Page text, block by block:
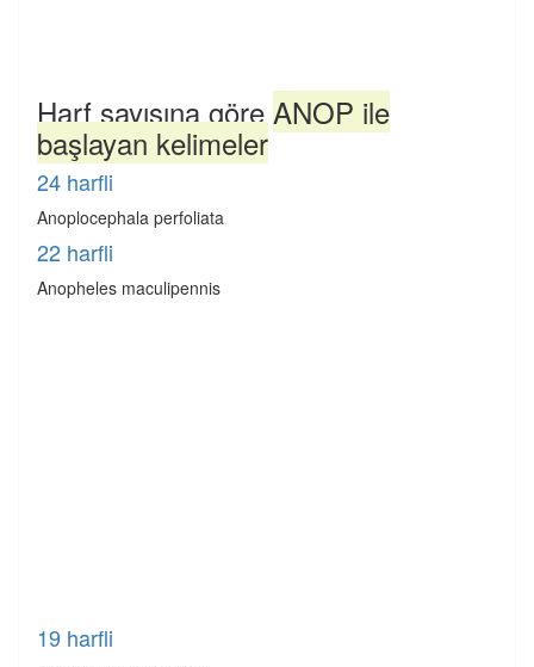
Harf sayısına göreANOP ile
başlayan kelimeler
24 harfli
Anoplocephala perfoliata
22 harfli
Anopheles maculipennis
19 harfli